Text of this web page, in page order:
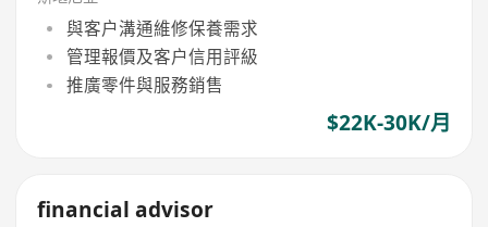
與客户溝通維修保養需求
管理報價及客户信用評級
推廣零件與服務銷售
$22K-30K/月
financial advisor